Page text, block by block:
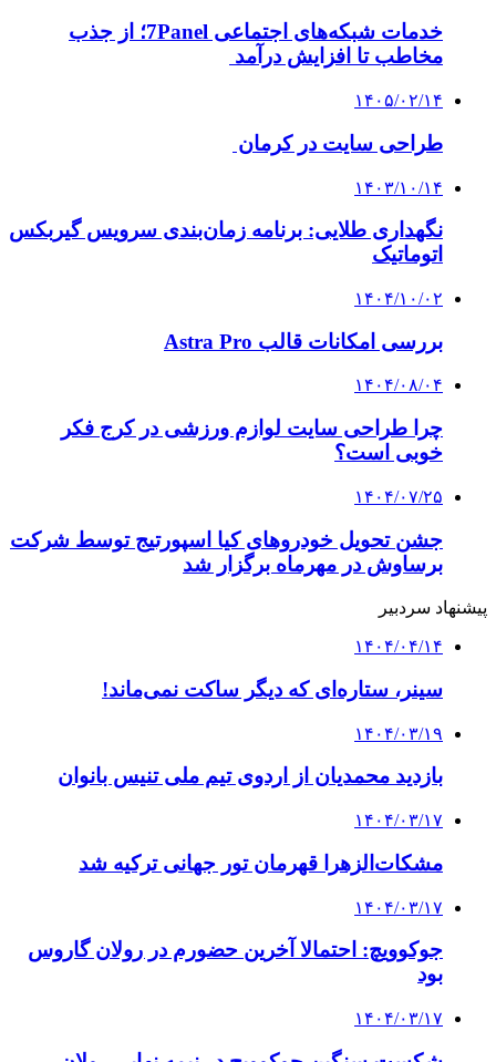
خدمات شبکه‌های اجتماعی 7Panel؛ از جذب
مخاطب تا افزایش درآمد
۱۴۰۵/۰۲/۱۴
طراحی سایت در کرمان
۱۴۰۳/۱۰/۱۴
نگهداری طلایی: برنامه زمان‌بندی سرویس گیربکس
اتوماتیک
۱۴۰۴/۱۰/۰۲
بررسی امکانات قالب Astra Pro
۱۴۰۴/۰۸/۰۴
چرا طراحی سایت لوازم ورزشی در کرج فکر
خوبی است؟
۱۴۰۴/۰۷/۲۵
جشن تحویل خودروهای کیا اسپورتیج توسط شرکت
برساوش در مهرماه برگزار شد
پیشنهاد سردبیر
۱۴۰۴/۰۴/۱۴
سینر، ستاره‌ای که دیگر ساکت نمی‌ماند!
۱۴۰۴/۰۳/۱۹
بازدید محمدیان از اردوی تیم ملی تنیس بانوان
۱۴۰۴/۰۳/۱۷
مشکات‌الزهرا قهرمان تور جهانی ترکیه شد
۱۴۰۴/۰۳/۱۷
جوکوویچ: احتمالا آخرین حضورم در رولان گاروس
بود
۱۴۰۴/۰۳/۱۷